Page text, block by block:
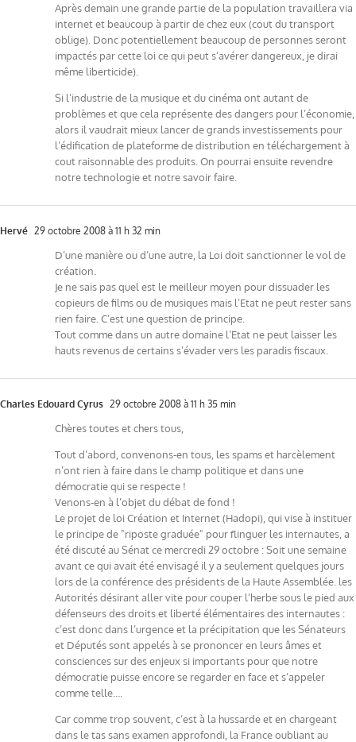
Après demain une grande partie de la population travaillera via
internet et beaucoup à partir de chez eux (cout du transport
oblige). Donc potentiellement beaucoup de personnes seront
impactés par cette loi ce qui peut s’avérer dangereux, je dirai
même liberticide).
Si l’industrie de la musique et du cinéma ont autant de
problèmes et que cela représente des dangers pour l’économie,
alors il vaudrait mieux lancer de grands investissements pour
l’édification de plateforme de distribution en téléchargement à
cout raisonnable des produits. On pourrai ensuite revendre
notre technologie et notre savoir faire.
Hervé 29 octobre 2008 à 11 h 32 min
D’une manière ou d’une autre, la Loi doit sanctionner le vol de
création.
Je ne sais pas quel est le meilleur moyen pour dissuader les
copieurs de films ou de musiques mais l’Etat ne peut rester sans
rien faire. C’est une question de principe.
Tout comme dans un autre domaine l’Etat ne peut laisser les
hauts revenus de certains s’évader vers les paradis fiscaux.
Charles Edouard Cyrus 29 octobre 2008 à 11 h 35 min
Chères toutes et chers tous,
Tout d’abord, convenons-en tous, les spams et harcèlement
n’ont rien à faire dans le champ politique et dans une
démocratie qui se respecte !
Venons-en à l’objet du débat de fond !
Le projet de loi Création et Internet (Hadopi), qui vise à instituer
le principe de "riposte graduée" pour flinguer les internautes, a
été discuté au Sénat ce mercredi 29 octobre : Soit une semaine
avant ce qui avait été envisagé il y a seulement quelques jours
lors de la conférence des présidents de la Haute Assemblée. les
Autorités désirant aller vite pour couper l’herbe sous le pied aux
défenseurs des droits et liberté élémentaires des internautes :
c’est donc dans l’urgence et la précipitation que les Sénateurs
et Députés sont appelés à se prononcer en leurs âmes et
consciences sur des enjeux si importants pour que notre
démocratie puisse encore se regarder en face et s’appeler
comme telle….
Car comme trop souvent, c’est à la hussarde et en chargeant
dans le tas sans examen approfondi, la France oubliant au